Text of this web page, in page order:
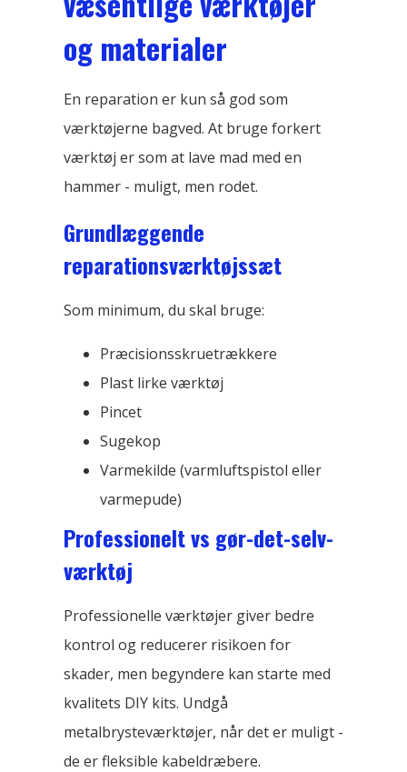
og materialer
En reparation er kun så god som
værktøjerne bagved. At bruge forkert
værktøj er som at lave mad med en
hammer - muligt, men rodet.
Grundlæggende
reparationsværktøjssæt
Som minimum, du skal bruge:
Præcisionsskruetrækkere
Plast lirke værktøj
Pincet
Sugekop
Varmekilde (varmluftspistol eller
varmepude)
Professionelt vs gør-det-selv-
værktøj
Professionelle værktøjer giver bedre
kontrol og reducerer risikoen for
skader, men begyndere kan starte med
kvalitets DIY kits. Undgå
metalbrysteværktøjer, når det er muligt -
de er fleksible kabeldræbere.